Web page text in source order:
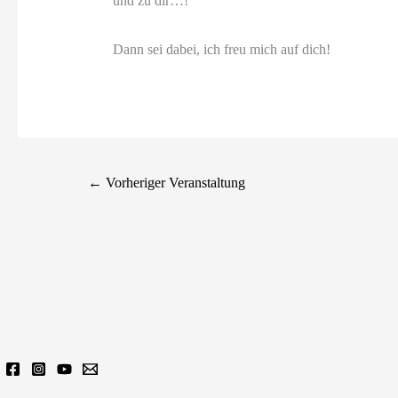
Dann sei dabei, ich freu mich auf dich!
← Vorheriger Veranstaltung